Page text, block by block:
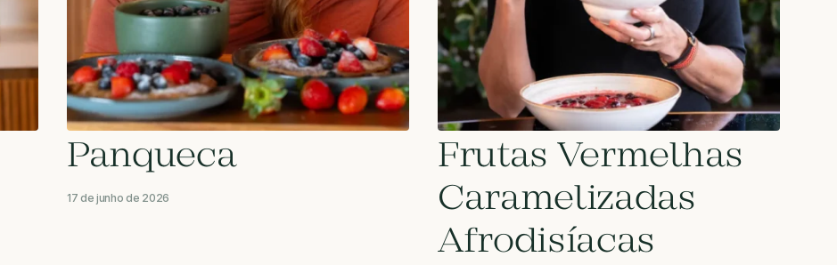
Panqueca
17 de junho de 2026
Frutas Vermelhas
Caramelizadas
Afrodisíacas